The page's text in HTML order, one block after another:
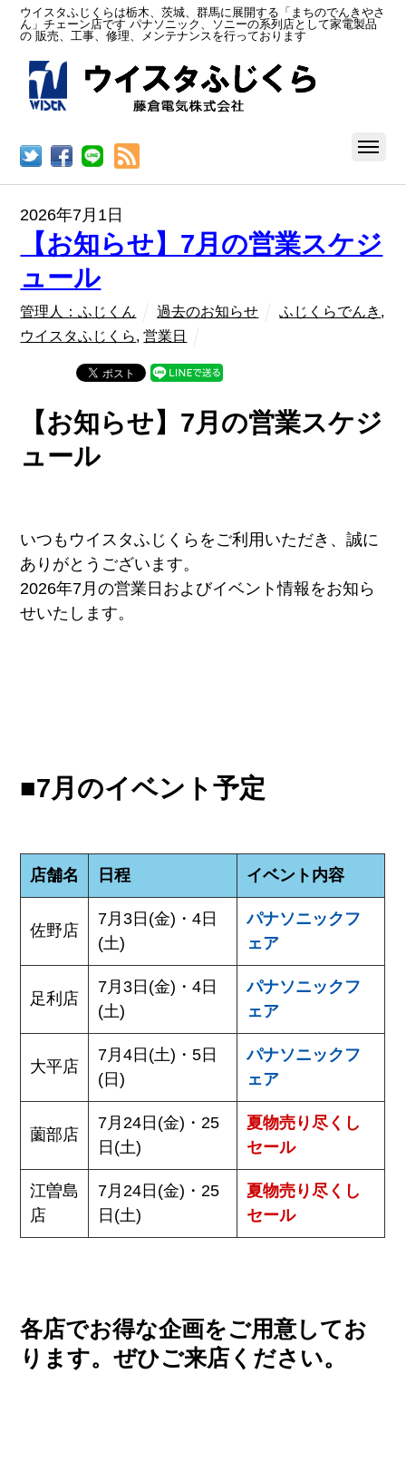
ウイスタふじくらは栃木、茨城、群馬に展開する「まちのでんきやさ
ん」チェーン店です パナソニック、ソニーの系列店として家電製品
の 販売、工事、修理、メンテナンスを行っております
2026年7月1日
【お知らせ】7月の営業スケジ
ュール
管理人：ふじくん 過去のお知らせ ふじくらでんき ,
ウイスタふじくら,営業日
【お知らせ】7月の営業スケジ
ュール
いつもウイスタふじくらをご利用いただき、誠に
ありがとうございます。
2026年7月の営業日およびイベント情報をお知ら
せいたします。
■7月のイベント予定
店舗名 日程 イベント内容
佐野店
7月3日(金)・4日
(土)
パナソニックフ
ェア
足利店
7月3日(金)・4日
(土)
パナソニックフ
ェア
大平店
7月4日(土)・5日
(日)
パナソニックフ
ェア
薗部店
7月24日(金)・25
日(土)
夏物売り尽くし
セール
江曽島
店
7月24日(金)・25
日(土)
夏物売り尽くし
セール
各店でお得な企画をご用意してお
ります。ぜひご来店ください。